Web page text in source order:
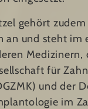
gehört
an und steht im
Medizinern,
für
und der
im